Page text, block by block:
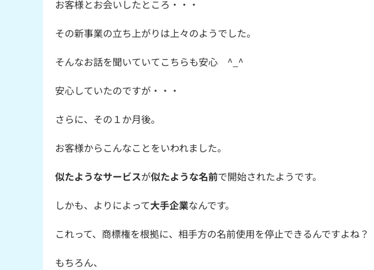
お客様とお会いしたところ・・・
その新事業の立ち上がりは上々のようでした。
そんなお話を聞いていてこちらも安心 ^_^
安心していたのですが・・・
さらに、その１か月後。
お客様からこんなことをいわれました。
似たようなサービスが似たような名前で開始されたようです。
しかも、よりによって大手企業なんです。
これって、商標権を根拠に、相手方の名前使用を停止できるんですよね？
もちろん、